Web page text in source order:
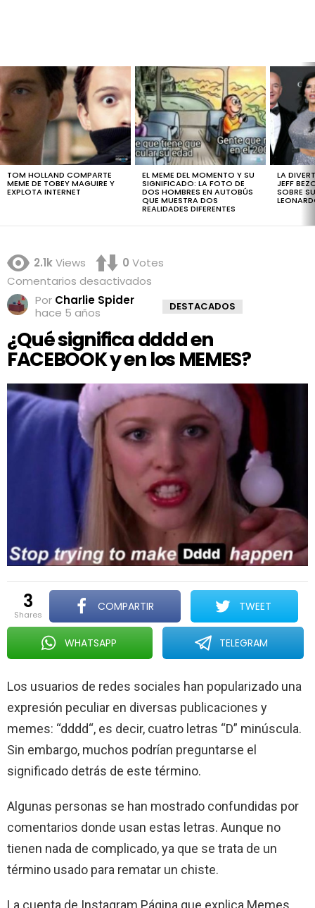
STORIES
TOM HOLLAND COMPARTE
MEME DE TOBEY MAGUIRE Y
EXPLOTA INTERNET
EL MEME DEL MOMENTO Y SU
SIGNIFICADO: LA FOTO DE
DOS HOMBRES EN AUTOBÚS
QUE MUESTRA DOS
REALIDADES DIFERENTES
LA
JEFF
SOBRE
2.1kViews 0 Votes
Comentarios desactivados
significa
dddd
en
FACEBOOK
y
en
los
MEMES?
Por Charlie Spider
hace 5 años
DESTACADOS
¿Qué significa dddd en
FACEBOOK y en los MEMES?
3
shares
COMPARTIR TWEET
WHATSAPP TELEGRAM
Los usuarios de redes sociales han popularizado una
expresión peculiar en diversas publicaciones y
memes: “dddd“, es decir, cuatro letras “D” minúscula.
Sin embargo, muchos podrían preguntarse el
significado detrás de este término.
Algunas personas se han mostrado confundidas por
comentarios donde usan estas letras. Aunque no
tienen nada de complicado, ya que se trata de un
término usado para rematar un chiste.